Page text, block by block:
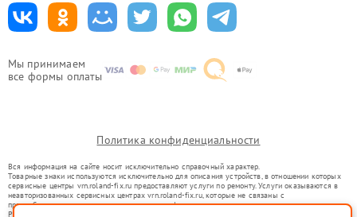
Мы принимаем
все формы оплаты
Политика конфиденциальности
Вся информация на сайте носит исключительно справочный характер.
Товарные знаки используются исключительно для описания устройств, в отношении которых
сервисные центры vrn.roland-fix.ru предоставляют услуги по ремонту. Услуги оказываются в
неавторизованных сервисных центрах vrn.roland-fix.ru, которые не связаны с
правообладателями товарных знаков или их официальными представителями.
Ремонт осуществляется для устройств, уже введенных в гражданский оборот в соответствии